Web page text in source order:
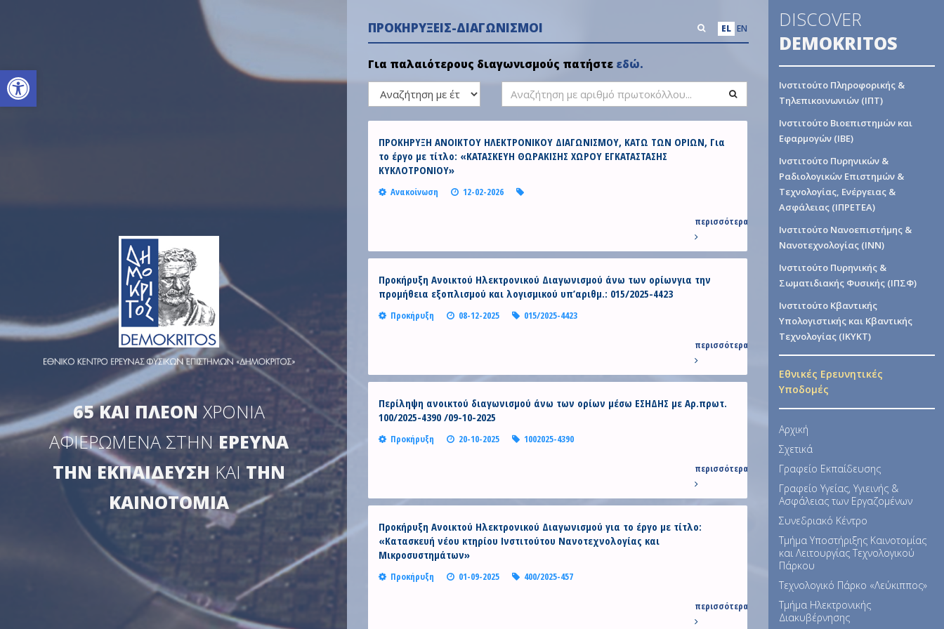
Ανοίξτε τη γραμμή εργαλείων
DISCOVER
DEMOKRITOS
Ινστιτούτο Πληροφορικής &
Τηλεπικοινωνιών (ΙΠΤ)
Ινστιτούτο Βιοεπιστημών και
Εφαρμογών (ΙΒΕ)
Ινστιτούτο Πυρηνικών &
Ραδιολογικών Επιστημών &
Τεχνολογίας, Ενέργειας &
Ασφάλειας (ΙΠΡΕΤΕΑ)
Ινστιτούτο Νανοεπιστήμης &
Νανοτεχνολογίας (ΙΝΝ)
Ινστιτούτο Πυρηνικής &
Σωματιδιακής Φυσικής (ΙΠΣΦ)
Ινστιτούτο Κβαντικής
Υπολογιστικής και Κβαντικής
Τεχνολογίας (ΙΚΥΚΤ)
Εθνικές Ερευνητικές
Υποδομές
Αρχική
Σχετικά
Γραφείο Εκπαίδευσης
Γραφείο Υγείας, Υγιεινής &
Ασφάλειας των Εργαζομένων
Συνεδριακό Κέντρο
Τμήμα Υποστήριξης Καινοτομίας
και Λειτουργίας Τεχνολογικού
Πάρκου
Τεχνολογικό Πάρκο «Λεύκιππος»
Τμήμα Ηλεκτρονικής
Διακυβέρνησης
ΠΡΟΚΗΡΎΞΕΙΣ-ΔΙΑΓΩΝΙΣΜΟΊ EL EN
Για παλαιότερους διαγωνισμούς πατήστε εδώ.
Search
for:
Search
ΠΡΟΚΗΡΥΞΗ ΑΝΟΙΚΤΟΥ ΗΛΕΚΤΡΟΝΙΚΟΥ ΔΙΑΓΩΝΙΣΜΟΥ, ΚΑΤΩ ΤΩΝ ΟΡΙΩΝ, Για
το έργο με τίτλο: «ΚΑΤΑΣΚΕΥΗ ΘΩΡΑΚΙΣΗΣ ΧΩΡΟΥ ΕΓΚΑΤΑΣΤΑΣΗΣ
ΚΥΚΛΟΤΡΟΝΙΟΥ»
Ανακοίνωση 12-02-2026
περισσότερα
Προκήρυξη Ανοικτού Ηλεκτρονικού Διαγωνισμού άνω των ορίωνγια την
προμήθεια εξοπλισμού και λογισμικού υπ’αριθμ.: 015/2025-4423
Προκήρυξη 08-12-2025 015/2025-4423
περισσότερα
Περίληψη ανοικτού διαγωνισμού άνω των ορίων μέσω ΕΣΗΔΗΣ με Αρ.πρωτ.
100/2025-4390 /09-10-2025
Προκήρυξη 20-10-2025 1002025-4390
περισσότερα
Προκήρυξη Ανοικτού Ηλεκτρονικού Διαγωνισμού για το έργο με τίτλο:
«Κατασκευή νέου κτηρίου Ινστιτούτου Νανοτεχνολογίας και
Μικροσυστημάτων»
Προκήρυξη 01-09-2025 400/2025-457
περισσότερα
65 ΚΑΙ ΠΛΕΟΝ ΧΡΟΝΙΑ
ΑΦΙΕΡΩΜΕΝΑ ΣΤΗΝ ΕΡΕΥΝΑ
ΤΗΝ ΕΚΠΑΙΔΕΥΣΗ ΚΑΙ ΤΗΝ
ΚΑΙΝΟΤΟΜΙΑ